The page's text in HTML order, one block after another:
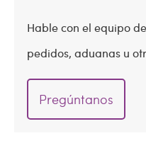
Hable con el equipo
pedidos, aduanas u
Pregúntanos